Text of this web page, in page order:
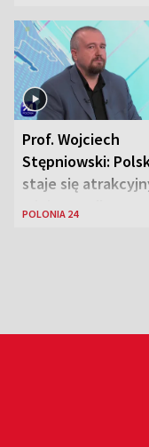
Zjednoczonych
Prof. Wojciech
Stępniowski:
staje się
miejscem dla
POLONIA 24